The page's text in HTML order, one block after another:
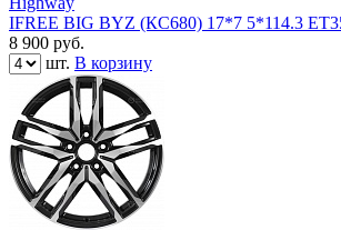
IFREE BIG BYZ (КС680) 17*7 5*114.3
8 900 руб.
шт. В корзину